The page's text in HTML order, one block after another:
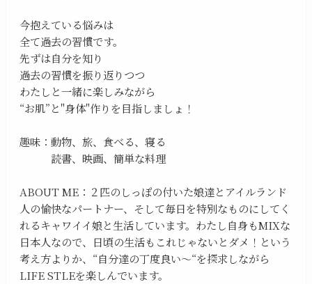
今抱えている悩みは
全て過去の習慣です。
先ずは自分を知り
過去の習慣を振り返りつつ
わたしと一緒に楽しみながら
“お肌”と"身体"作りを目指しましょ！
趣味：動物、旅、食べる、寝る
読書、映画、簡単な料理
ABOUT ME：２匹のしっぽの付いた娘達とアイルランド
人の愉快なパートナー、そして毎日を特別なものにしてく
れるキャワイイ娘と生活しています。わたし自身もMIXな
日本人なので、日頃の生活もこれじゃないとダメ！という
考え方よりか、“自分達の丁度良い〜“を探求しながら
LIFE STLEを楽しんでいます。